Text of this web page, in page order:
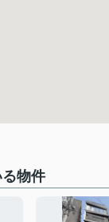
物件